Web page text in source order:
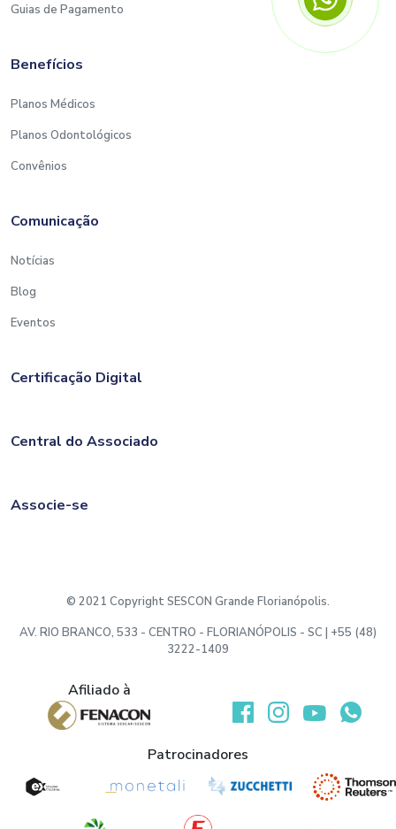
Guias de Pagamento
Benefícios
Planos Médicos
Planos Odontológicos
Convênios
Comunicação
Notícias
Blog
Eventos
Certificação Digital
Central do Associado
Associe-se
© 2021 Copyright SESCON Grande Florianópolis.
AV. RIO BRANCO, 533 - CENTRO - FLORIANÓPOLIS - SC | +55 (48)
3222-1409
Afiliado à
Desenvolvido por:
Patrocinadores